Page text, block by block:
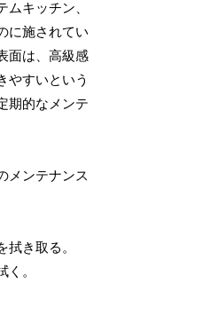
ムキッチン、
に施されてい
面は、高級感
やすいという
期的なメンテ
メンテナンス
拭き取る。
く。